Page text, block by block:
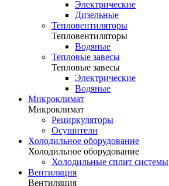
Электрические
Дизельные
Тепловентиляторы
Тепловентиляторы
Водяные
Тепловые завесы
Тепловые завесы
Электрические
Водяные
Микроклимат
Микроклимат
Рециркуляторы
Осушители
Холодильное оборудование
Холодильное оборудование
Холодильные сплит системы
Вентиляция
Вентиляция